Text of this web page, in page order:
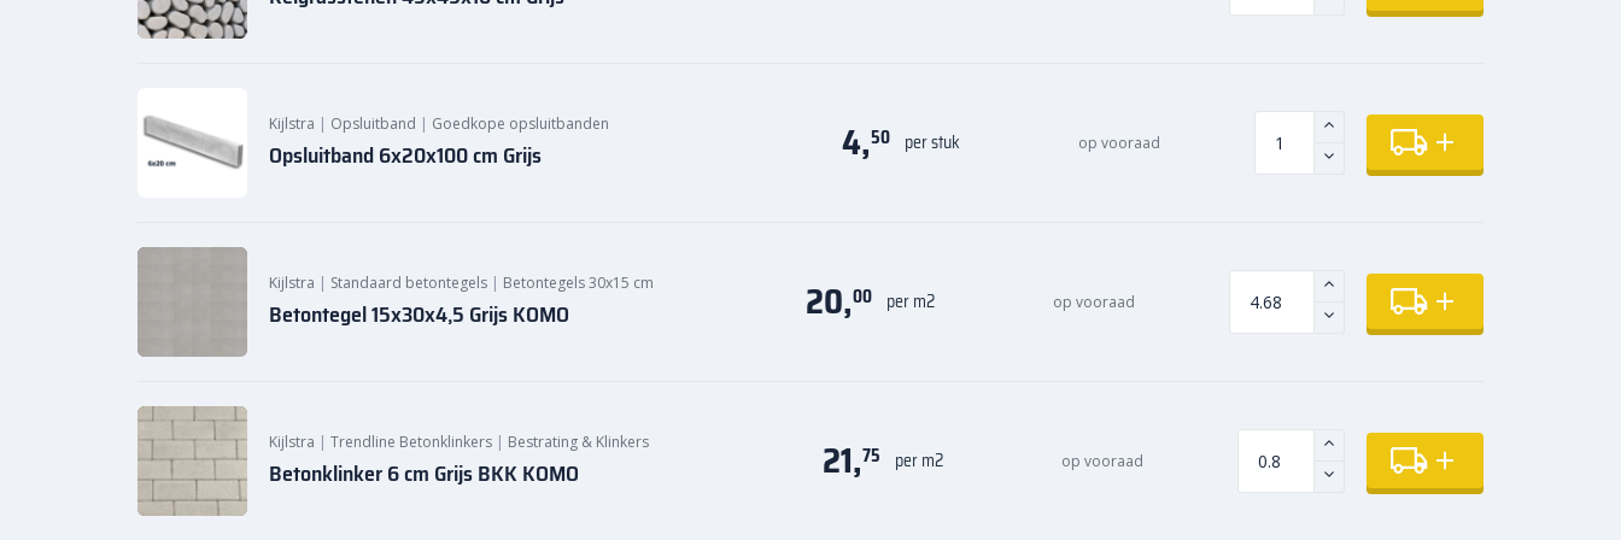
Kijlstra | Opsluitband | Goedkope opsluitbanden
Opsluitband 6x20x100 cm Grijs 4,50 per stuk op vooraad
Kijlstra | Standaard betontegels | Betontegels 30x15 cm
Betontegel 15x30x4,5 Grijs KOMO 20,00 per m2 op vooraad
Kijlstra | Trendline Betonklinkers | Bestrating & Klinkers
Betonklinker 6 cm Grijs BKK KOMO 21,75 per m2 op vooraad